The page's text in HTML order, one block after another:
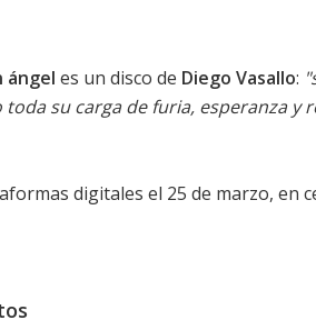
ángel es un disco de Diego Vasallo:
su carga de furia, esperanza y
digitales el 25 de marzo, en